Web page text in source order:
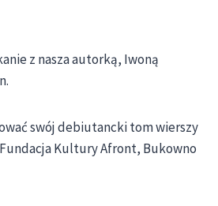
z nasza autorką, Iwoną
swój debiutancki tom wierszy
Kultury Afront, Bukowno